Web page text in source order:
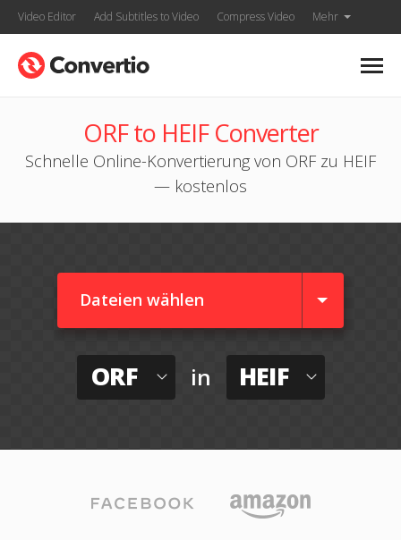
Video Editor Add Subtitles to Video Compress Video Mehr
ORF to HEIF Converter
Schnelle Online-Konvertierung von ORF zu HEIF
— kostenlos
Dateien wählen
ORF in HEIF